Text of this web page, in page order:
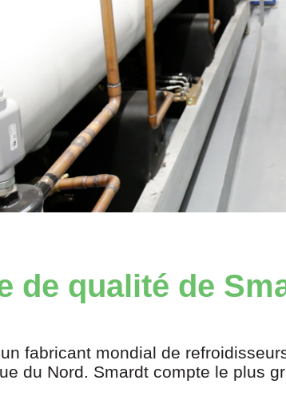
de qualité de
fabricant mondial de
du Nord. Smardt compte le plus